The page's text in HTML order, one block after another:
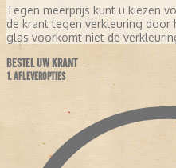
Tegen meerprijs kunt u kiezen
de krant tegen verkleuring door
glas voorkomt niet de
BESTEL UW KRANT
1. AFLEVEROPTIES